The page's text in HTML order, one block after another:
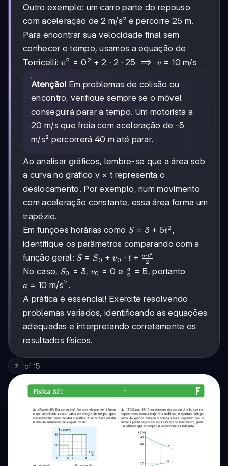
a =
-2,5
\text{
m/s}^2
= v_0
\cdot t +
\frac{a
\cdot
t^2}{2} =
25 \cdot
10 +
\cdot
10^2}{2}
\text{ m}
Outro exemplo: um carro parte do repouso
com aceleração de 2 m/s² e percorre 25 m.
Para encontrar sua velocidade final sem
conhecer o tempo, usamos a equação de
Torricelli: v^2 =
\cdot 2
25
\implies
v = 10
\text{
m/s}
v2 = 0 2 + 2 ⋅ 2 ⋅ 25 ⟹ v = 10 m/s
Atenção! Em problemas de colisão ou
encontro, verifique sempre se o móvel
conseguirá parar a tempo. Um motorista a
20 m/s que freia com aceleração de -5
m/s² percorrerá 40 m até parar.
Ao analisar gráficos, lembre-se que a área sob
a curva no gráfico v × t representa o
deslocamento. Por exemplo, num movimento
com aceleração constante, essa área forma um
trapézio.
Em funções horárias como S =
3 +
5t^2
S = 3 + 5t2 ,
identifique os parâmetros comparando com a
função geral: S =
S_0 +
v_0
+
\frac{a
\cdot
t^2}
{2}
S = S0 + v0 ⋅ t + 2
a⋅t2
No caso, S_0
= 3
S0 = 3, v_0
v0 = 0 e \frac{a}
2
a = 5, portanto
a = 10
\text{
m/s}^2
a = 10 m/s2 .
A prática é essencial! Exercite resolvendo
problemas variados, identificando as equações
adequadas e interpretando corretamente os
resultados físicos.
7 of 15